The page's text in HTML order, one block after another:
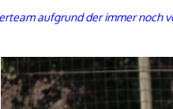
aufgrund der immer